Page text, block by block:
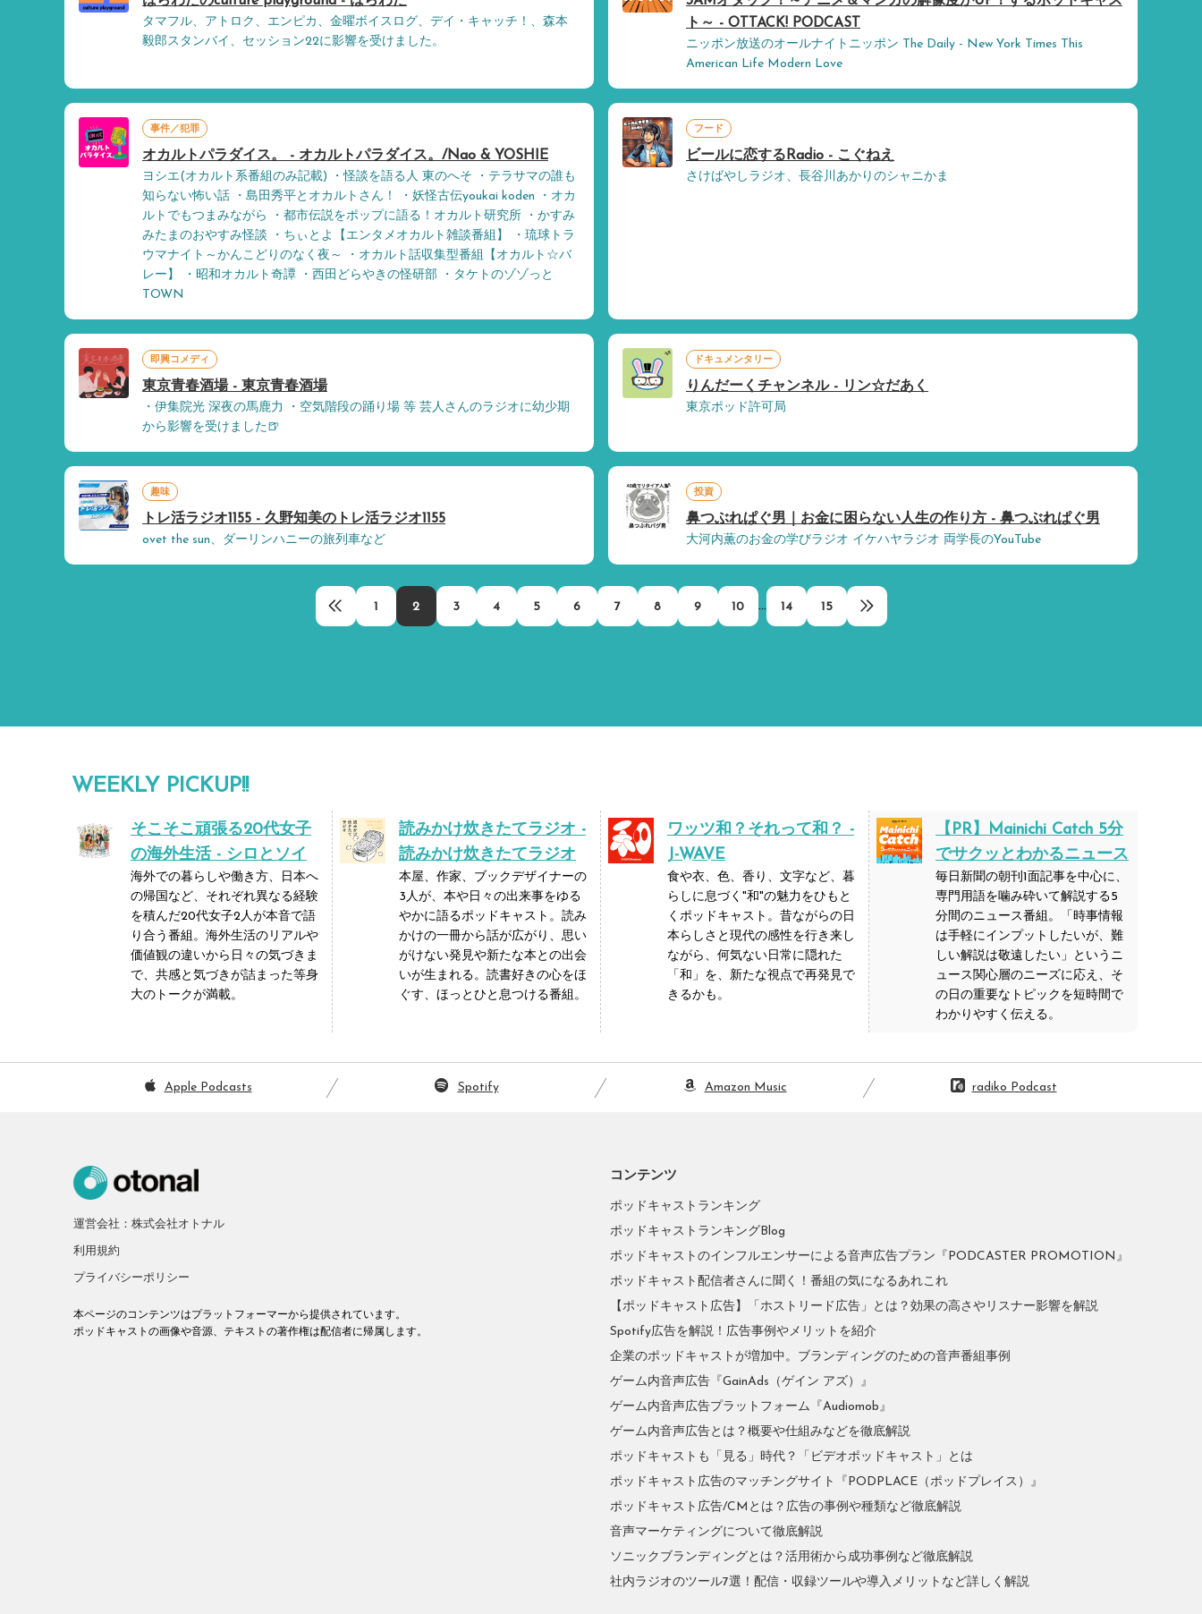
タマフル、アトロク、エンピカ、金曜ボイスログ、デイ・キャッチ！、森本
毅郎スタンバイ、セッション22に影響を受けました。
ト～ - OTTACK! PODCAST
ニッポン放送のオールナイトニッポン The Daily - New York Times This
American Life Modern Love
事件／犯罪
オカルトパラダイス。 - オカルトパラダイス。/Nao & YOSHIE
ヨシエ(オカルト系番組のみ記載) ・怪談を語る人 東のへそ ・テラサマの誰も
知らない怖い話 ・島田秀平とオカルトさん！ ・妖怪古伝youkai koden ・オカ
ルトでもつまみながら ・都市伝説をポップに語る！オカルト研究所 ・かすみ
みたまのおやすみ怪談 ・ちぃとよ【エンタメオカルト雑談番組】 ・琉球トラ
ウマナイト～かんこどりのなく夜～ ・オカルト話収集型番組【オカルト☆バ
レー】 ・昭和オカルト奇譚 ・西田どらやきの怪研部 ・タケトのゾゾっと
TOWN
フード
ビールに恋するRadio - こぐねえ
さけばやしラジオ、長谷川あかりのシャニかま
即興コメディ
東京青春酒場 - 東京青春酒場
・伊集院光 深夜の馬鹿力 ・空気階段の踊り場 等 芸人さんのラジオに幼少期
から影響を受けました🍺
ドキュメンタリー
りんだーくチャンネル - リン☆だあく
東京ポッド許可局
趣味
トレ活ラジオ1155 - 久野知美のトレ活ラジオ1155
ovet the sun、ダーリンハニーの旅列車など
投資
鼻つぶれぱぐ男｜お金に困らない人生の作り方 - 鼻つぶれぱぐ男
大河内薫のお金の学びラジオ イケハヤラジオ 両学長のYouTube
1 2 3 4 5 6 7 8 9 10 ... 14 15
WEEKLY PICKUP!!
そこそこ頑張る20代女子
の海外生活 - シロとソイ
海外での暮らしや働き方、日本へ
の帰国など、それぞれ異なる経験
を積んだ20代女子2人が本音で語
り合う番組。海外生活のリアルや
価値観の違いから日々の気づきま
で、共感と気づきが詰まった等身
大のトークが満載。
読みかけ炊きたてラジオ -
読みかけ炊きたてラジオ
本屋、作家、ブックデザイナーの
3人が、本や日々の出来事をゆる
やかに語るポッドキャスト。読み
かけの一冊から話が広がり、思い
がけない発見や新たな本との出会
いが生まれる。読書好きの心をほ
ぐす、ほっとひと息つける番組。
ワッツ和？それって和？ -
J-WAVE
食や衣、色、香り、文字など、暮
らしに息づく"和"の魅力をひもと
くポッドキャスト。昔ながらの日
本らしさと現代の感性を行き来し
ながら、何気ない日常に隠れた
「和」を、新たな視点で再発見で
きるかも。
【PR】 Mainichi Catch 5分
でサクッとわかるニュース
毎日新聞の朝刊1面記事を中心に、
専門用語を噛み砕いて解説する5
分間のニュース番組。「時事情報
は手軽にインプットしたいが、難
しい解説は敬遠したい」というニ
ュース関心層のニーズに応え、そ
の日の重要なトピックを短時間で
わかりやすく伝える。
Apple Podcasts Spotify Amazon Music radiko Podcast
運営会社：株式会社オトナル
利用規約
プライバシーポリシー
本ページのコンテンツはプラットフォーマーから提供されています。
ポッドキャストの画像や音源、テキストの著作権は配信者に帰属します。
コンテンツ
ポッドキャストランキング
ポッドキャストランキングBlog
ポッドキャストのインフルエンサーによる音声広告プラン『PODCASTER PROMOTION』
ポッドキャスト配信者さんに聞く！番組の気になるあれこれ
【ポッドキャスト広告】「ホストリード広告」とは？効果の高さやリスナー影響を解説
Spotify広告を解説！広告事例やメリットを紹介
企業のポッドキャストが増加中。ブランディングのための音声番組事例
ゲーム内音声広告『GainAds（ゲイン アズ）』
ゲーム内音声広告プラットフォーム『Audiomob』
ゲーム内音声広告とは？概要や仕組みなどを徹底解説
ポッドキャストも「見る」時代？「ビデオポッドキャスト」とは
ポッドキャスト広告のマッチングサイト『PODPLACE（ポッドプレイス）』
ポッドキャスト広告/CMとは？広告の事例や種類など徹底解説
音声マーケティングについて徹底解説
ソニックブランディングとは？活用術から成功事例など徹底解説
社内ラジオのツール7選！配信・収録ツールや導入メリットなど詳しく解説